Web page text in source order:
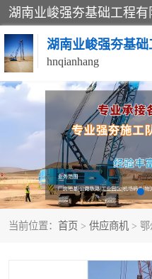
湖南业峻强夯基础
hnqianhang
当前位置： 首页 > 供应商机 >
强夯施工案例
强夯施工工程
强夯队伍